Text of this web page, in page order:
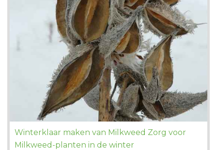
Winterklaar maken van Milkweed Zorg voor
Milkweed-planten in de winter